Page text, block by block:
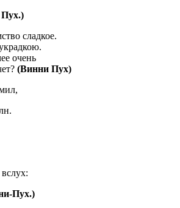
сладкое.
очень
(Винни Пух)
Пух.)